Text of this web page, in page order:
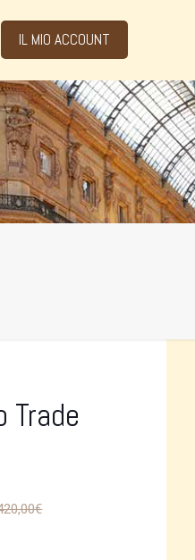
IL MIO ACCOUNT
Trade
€